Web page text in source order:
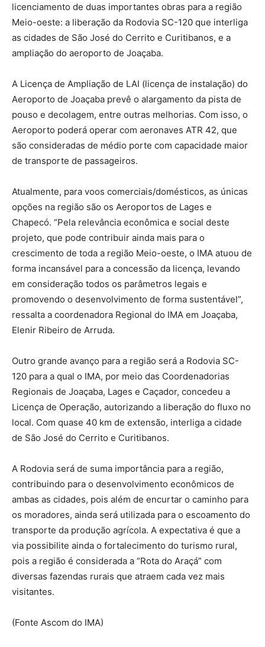
licenciamento de duas importantes obras para a região
Meio-oeste: a liberação da Rodovia SC-120 que interliga
as cidades de São José do Cerrito e Curitibanos, e a
ampliação do aeroporto de Joaçaba.
A Licença de Ampliação de LAI (licença de instalação) do
Aeroporto de Joaçaba prevê o alargamento da pista de
pouso e decolagem, entre outras melhorias. Com isso, o
Aeroporto poderá operar com aeronaves ATR 42, que
são consideradas de médio porte com capacidade maior
de transporte de passageiros.
Atualmente, para voos comerciais/domésticos, as únicas
opções na região são os Aeroportos de Lages e
Chapecó. “Pela relevância econômica e social deste
projeto, que pode contribuir ainda mais para o
crescimento de toda a região Meio-oeste, o IMA atuou de
forma incansável para a concessão da licença, levando
em consideração todos os parâmetros legais e
promovendo o desenvolvimento de forma sustentável”,
ressalta a coordenadora Regional do IMA em Joaçaba,
Elenir Ribeiro de Arruda.
Outro grande avanço para a região será a Rodovia SC-
120 para a qual o IMA, por meio das Coordenadorias
Regionais de Joaçaba, Lages e Caçador, concedeu a
Licença de Operação, autorizando a liberação do fluxo no
local. Com quase 40 km de extensão, interliga a cidade
de São José do Cerrito e Curitibanos.
A Rodovia será de suma importância para a região,
contribuindo para o desenvolvimento econômicos de
ambas as cidades, pois além de encurtar o caminho para
os moradores, ainda será utilizada para o escoamento do
transporte da produção agrícola. A expectativa é que a
via possibilite ainda o fortalecimento do turismo rural,
pois a região é considerada a “Rota do Araçá” com
diversas fazendas rurais que atraem cada vez mais
visitantes.
(Fonte Ascom do IMA)